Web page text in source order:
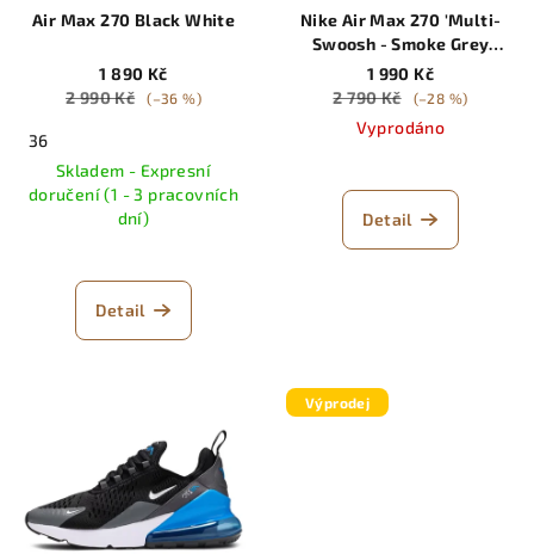
Air Max 270 Black White
1 890 Kč
2 990 Kč
(–36 %)
36
Skladem - Expresní
doručení (1 - 3 pracovních
dní)
Detail
Nike Air Max 270 'Multi-
Swoosh - Smoke Grey
Mandarin'
1 990 Kč
2 790 Kč
(–28 %)
Vyprodáno
Detail
Výprodej